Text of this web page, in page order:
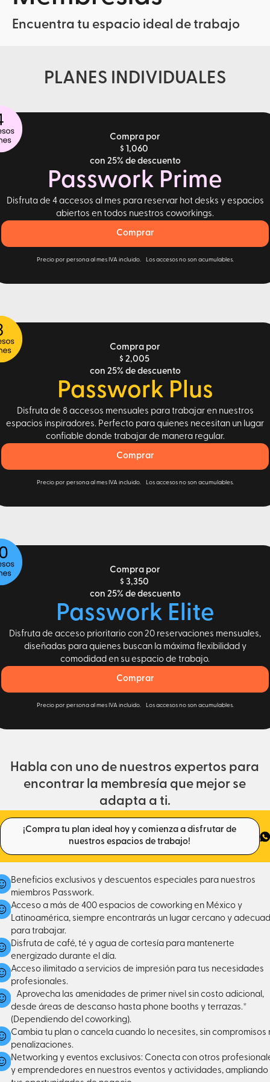
Encuentra tu espacio ideal de trabajo
PLANES INDIVIDUALES
Compra por
$ 1,060
con 25% de descuento
Passwork Prime
Disfruta de 4 accesos al mes para reservar hot desks y espacios
abiertos en todos nuestros coworkings.
Comprar
Precio por persona al mes IVA incluido. Los accesos no son acumulables.
Compra por
$ 2,005
con 25% de descuento
Passwork Plus
Disfruta de 8 accesos mensuales para trabajar en nuestros
espacios inspiradores. Perfecto para quienes necesitan un lugar
confiable donde trabajar de manera regular.
Comprar
Precio por persona al mes IVA incluido. Los accesos no son acumulables.
Compra por
$ 3,350
con 25% de descuento
Passwork Elite
Disfruta de acceso prioritario con 20 reservaciones mensuales,
diseñadas para quienes buscan la máxima flexibilidad y
comodidad en su espacio de trabajo.
Comprar
Precio por persona al mes IVA incluido. Los accesos no son acumulables.
Habla con uno de nuestros expertos para
encontrar la membresía que mejor se
adapta a ti.
¡Compra tu plan ideal hoy y comienza a disfrutar de
nuestros espacios de trabajo!
Beneficios exclusivos y descuentos especiales para nuestros
miembros Passwork.
Acceso a más de 400 espacios de coworking en México y
Latinoamérica, siempre encontrarás un lugar cercano y
para trabajar.
Disfruta de café, té y agua de cortesía para mantenerte
energizado durante el día.
Acceso ilimitado a servicios de impresión para tus necesidades
profesionales.
Aprovecha las amenidades de primer nivel sin costo adicional,
desde áreas de descanso hasta phone booths y terrazas.*
(Dependiendo del coworking).
Cambia tu plan o cancela cuando lo necesites, sin compromisos
penalizaciones.
Networking y eventos exclusivos: Conecta con otros
y emprendedores en nuestros eventos y actividades, ampliando